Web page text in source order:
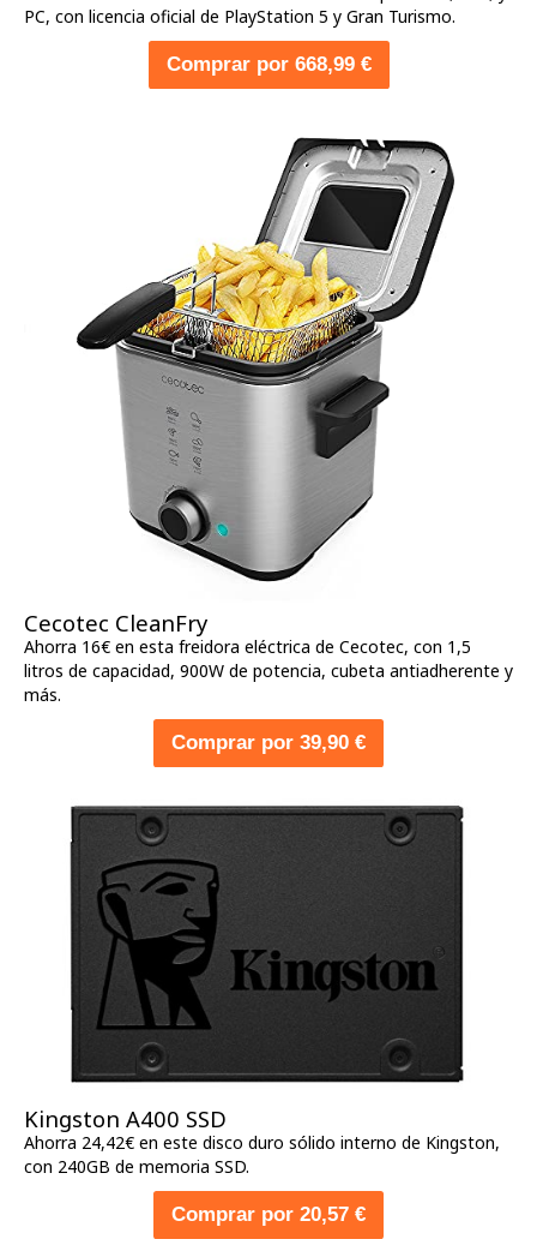
PC, con licencia oficial de PlayStation 5 y Gran Turismo.
Comprar por 668,99 €
Cecotec CleanFry
Ahorra 16€ en esta freidora eléctrica de Cecotec, con 1,5
litros de capacidad, 900W de potencia, cubeta antiadherente y
más.
Comprar por 39,90 €
Kingston A400 SSD
Ahorra 24,42€ en este disco duro sólido interno de Kingston,
con 240GB de memoria SSD.
Comprar por 20,57 €